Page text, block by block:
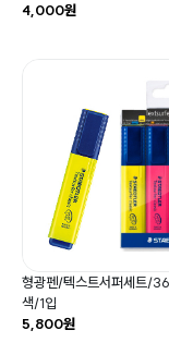
4,000원
형광펜/텍스트서퍼세트/
색/1입
5,800원